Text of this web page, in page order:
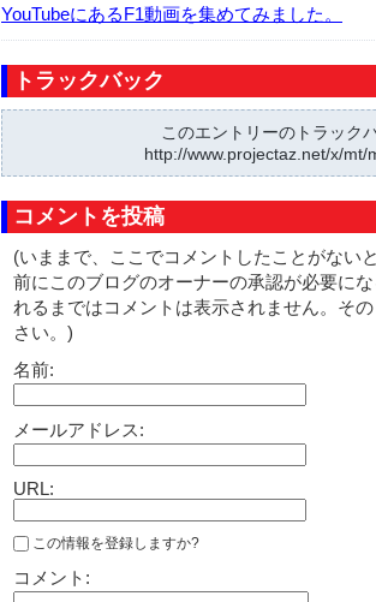
YouTubeにあるF1動画を集めてみました。
トラックバック
このエントリーのトラック
http://www.projectaz.net/x/mt/
コメントを投稿
(いままで、ここでコメントしたことがない
前にこのブログのオーナーの承認が必要に
れるまではコメントは表示されません。そ
さい。)
名前:
メールアドレス:
URL:
この情報を登録しますか?
コメント: